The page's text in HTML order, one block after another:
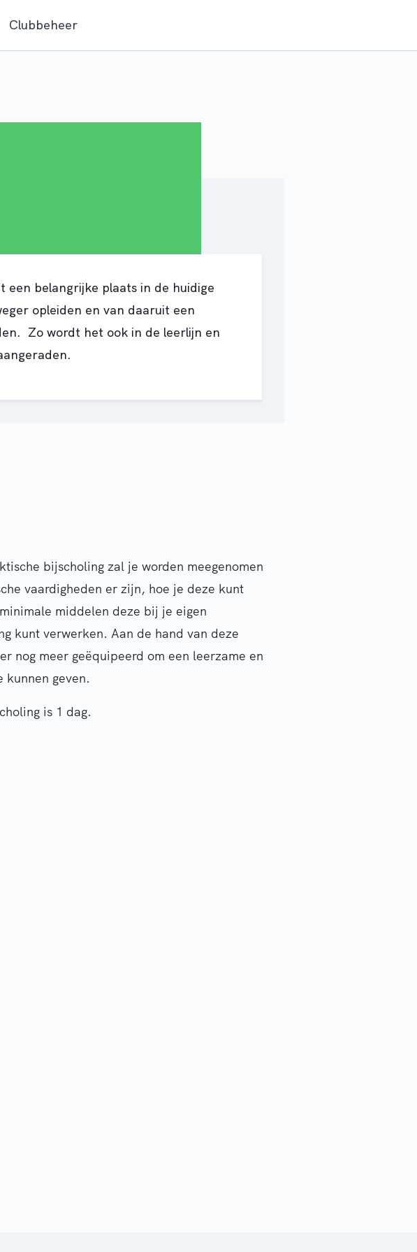
Clubbeheer
een belangrijke plaats in de huidige
opleiden en van daaruit een
Zo wordt het ook in de leerlijn en
bijscholing zal je worden meegenomen
vaardigheden er zijn, hoe je deze kunt
middelen deze bij je eigen
kunt verwerken. Aan de hand van deze
nog meer geëquipeerd om een leerzame en
kunnen geven.
is 1 dag.